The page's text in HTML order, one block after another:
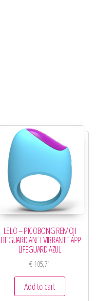
LELO – PICOBONG REMOJI
ANEL VIBRANTE APP
LIFEGUARD AZUL
€ 105,71
Add to cart